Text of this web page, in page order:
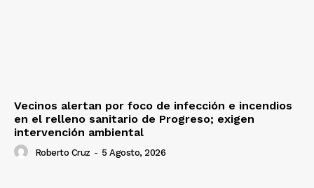
Vecinos alertan por foco de infección e incendios
en el relleno sanitario de Progreso; exigen
intervención ambiental
Roberto Cruz - 5 Agosto, 2026